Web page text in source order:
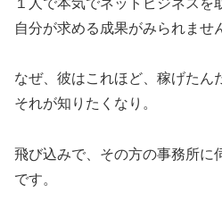
自分が求める成果がみられませ
なぜ、彼はこれほど、稼げたん
それが知りたくなり。
飛び込みで、その方の事務所に
です。